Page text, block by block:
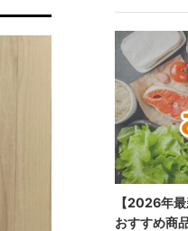
【2026年
おすすめ商